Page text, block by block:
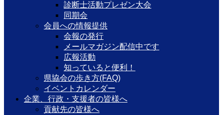
診断士活動プレゼン大会
同期会
会員への情報提供
会報の発行
メールマガジン配信中です
広報活動
知っていると便利！
県協会の歩き方(FAQ)
イベントカレンダー
企業、行政・支援者の皆様へ
貢献先の皆様へ